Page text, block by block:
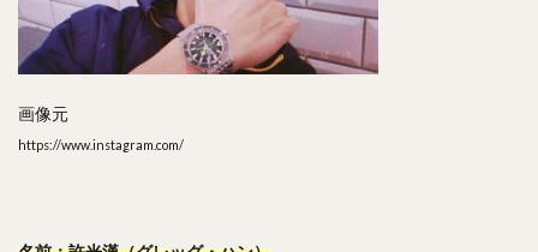
画像元
https://www.instagram.com/